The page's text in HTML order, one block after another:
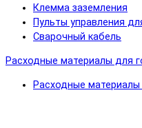
Клемма заземления
Пульты управления
Сварочный кабель
Расходные материалы для
Расходные